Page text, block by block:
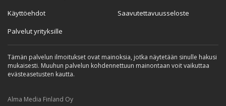
Käyttöehdot
Palvelut yrityksille
Saavutettavuusseloste
Tämän palvelun ilmoitukset ovat mainoksia, jotka näytetään sinulle hakusi
mukaisesti. Muuhun palvelun kohdennettuun mainontaan voit vaikuttaa
evästeasetusten kautta.
Alma Media Finland Oy